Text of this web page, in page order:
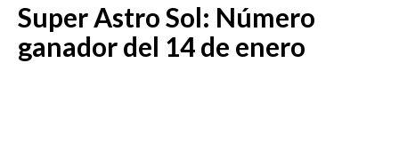
EMISIÓN 12:30 PM
Super Astro Sol: Número
ganador del 14 de enero